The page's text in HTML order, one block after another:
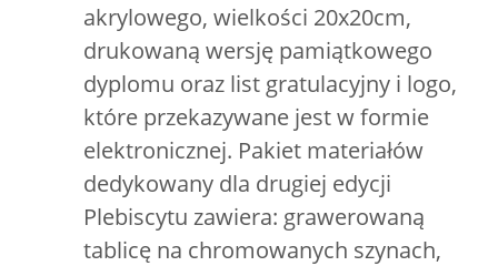
akrylowego, wielkości 20x20cm,
drukowaną wersję pamiątkowego
dyplomu oraz list gratulacyjny i logo,
które przekazywane jest w formie
elektronicznej. Pakiet materiałów
dedykowany dla drugiej edycji
Plebiscytu zawiera: grawerowaną
tablicę na chromowanych szynach,